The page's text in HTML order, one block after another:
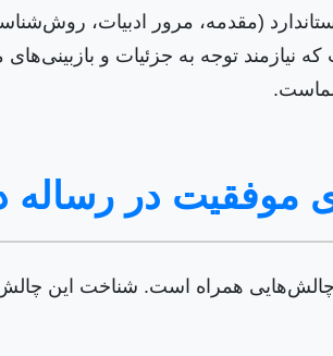
(مقدمه، مرور ادبیات،
توجه به جزئیات و بازبینی‌های
موفقیت در رساله
همراه است. شناخت این